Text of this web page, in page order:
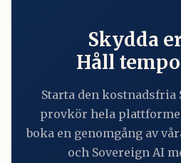
Skydda
Håll
Starta den kostnadsfria
provkör hela
boka en genomgång av
och Sovereign AI